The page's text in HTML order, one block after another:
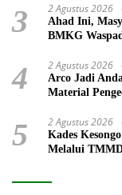
3 2 Agustus 2026
Ahad Ini,
BMKG
4 2 Agustus 2026
Arco Jadi
Material
5 2 Agustus 2026
Kades
Melalui